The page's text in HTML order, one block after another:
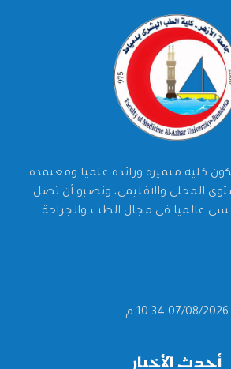
كلية متميزة ورائدة علميا ومعتمدة
المحلى والاقليمى، وتصبو أن تصل
عالميا فى مجال الطب والجراحة
07/08/2026 10:34 م
أحدث الأخبار